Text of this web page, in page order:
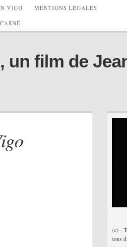
VIGO MENTIONS LÉGALES
un film de
(c) -
tous